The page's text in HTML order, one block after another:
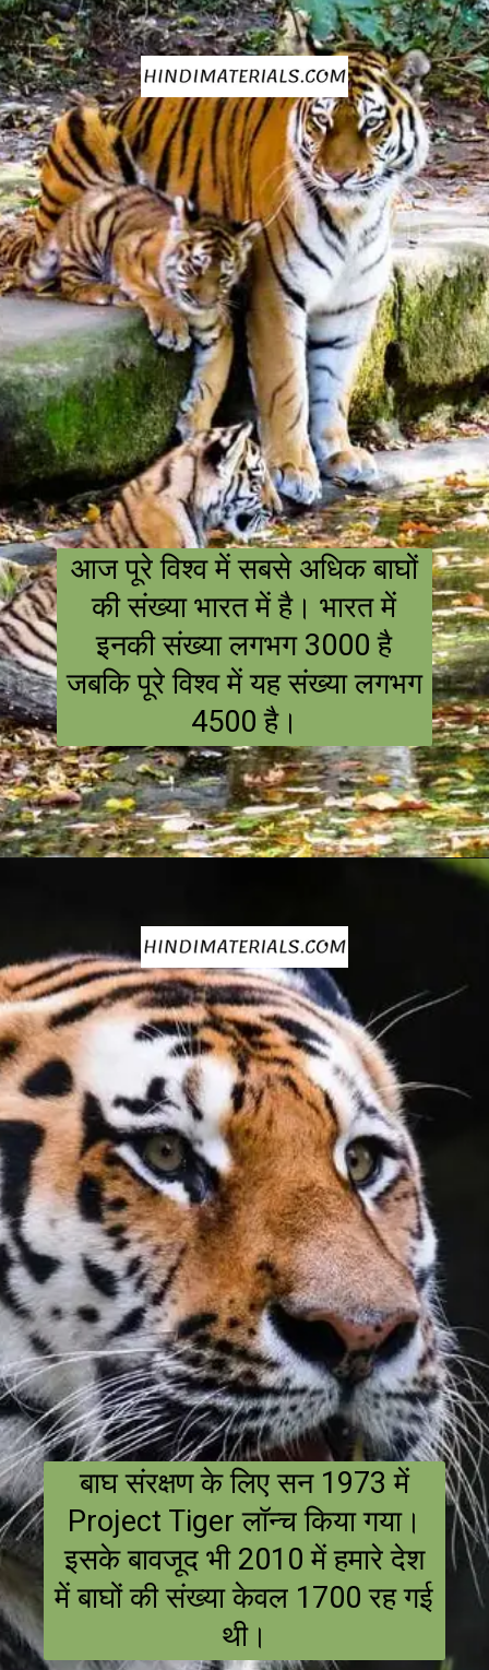
Opening https://hindimaterials.com/international-tiger-day-2022
आज पूरे विश्व में सबसे अधिक बाघों
की संख्या भारत में है। भारत में
इनकी संख्या लगभग 3000 है
जबकि पूरे विश्व में यह संख्या लगभग
4500 है।
बाघ संरक्षण के लिए सन 1973 में
Project Tiger लॉन्च किया गया।
इसके बावजूद भी 2010 में हमारे देश
में बाघों की संख्या केवल 1700 रह गई
थी।